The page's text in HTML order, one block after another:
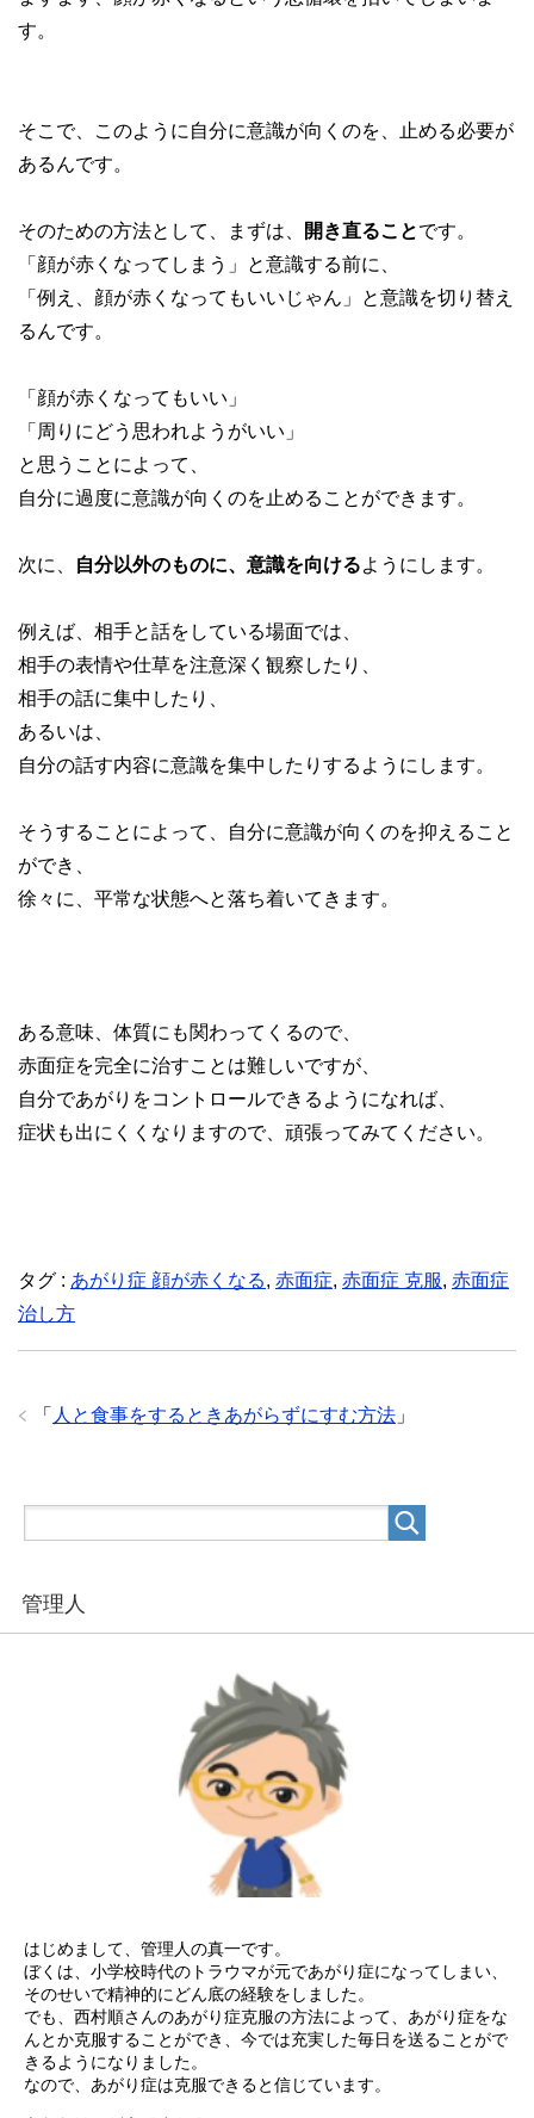
す。
そこで、このように自分に意識が向くのを、止める必要が
あるんです。
そのための方法として、まずは、 開き直ることです。
「顔が赤くなってしまう」と意識する前に、
「例え、顔が赤くなってもいいじゃん」と意識を切り替え
るんです。
「顔が赤くなってもいい」
「周りにどう思われようがいい」
と思うことによって、
自分に過度に意識が向くのを止めることができます。
次に、 自分以外のものに、意識を向けるようにします。
例えば、相手と話をしている場面では、
相手の表情や仕草を注意深く観察したり、
相手の話に集中したり、
あるいは、
自分の話す内容に意識を集中したりするようにします。
そうすることによって、自分に意識が向くのを抑えること
ができ、
徐々に、平常な状態へと落ち着いてきます。
ある意味、体質にも関わってくるので、
赤面症を完全に治すことは難しいですが、
自分であがりをコントロールできるようになれば、
症状も出にくくなりますので、頑張ってみてください。
タグ : あがり症 顔が赤くなる, 赤面症, 赤面症 克服, 赤面症
治し方
「 人と食事をするときあがらずにすむ方法 」
管理人
はじめまして、管理人の真一です。
ぼくは、小学校時代のトラウマが元であがり症になってしまい、
そのせいで精神的にどん底の経験をしました。
でも、西村順さんのあがり症克服の方法によって、あがり症をな
んとか克服することができ、今では充実した毎日を送ることがで
きるようになりました。
なので、あがり症は克服できると信じています。